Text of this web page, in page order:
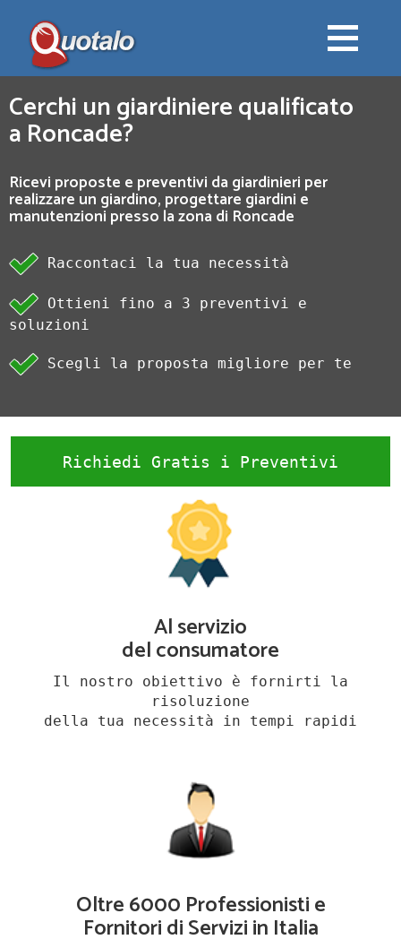
Cerchi un giardiniere qualificato
a Roncade?
Ricevi proposte e preventivi da giardinieri per
realizzare un giardino, progettare giardini e
manutenzioni presso la zona di Roncade
Raccontaci la tua necessità
Ottieni fino a 3 preventivi e
soluzioni
Scegli la proposta migliore per te
Richiedi Gratis i Preventivi
Al servizio
del consumatore
Il nostro obiettivo è fornirti la
risoluzione
della tua necessità in tempi rapidi
Oltre 6000 Professionisti e
Fornitori di Servizi in Italia